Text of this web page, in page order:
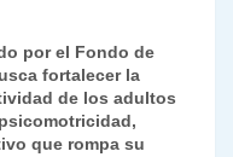
por el Fondo de
fortalecer la
de los adultos
que rompa su